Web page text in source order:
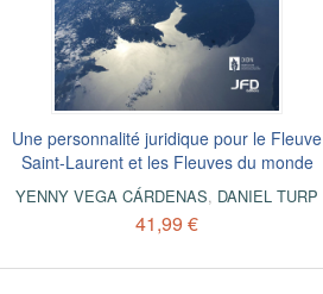
Une personnalité juridique pour le Fleuve
Saint-Laurent et les Fleuves du monde
YENNY VEGA CÁRDENAS, DANIEL TURP
41,99 €